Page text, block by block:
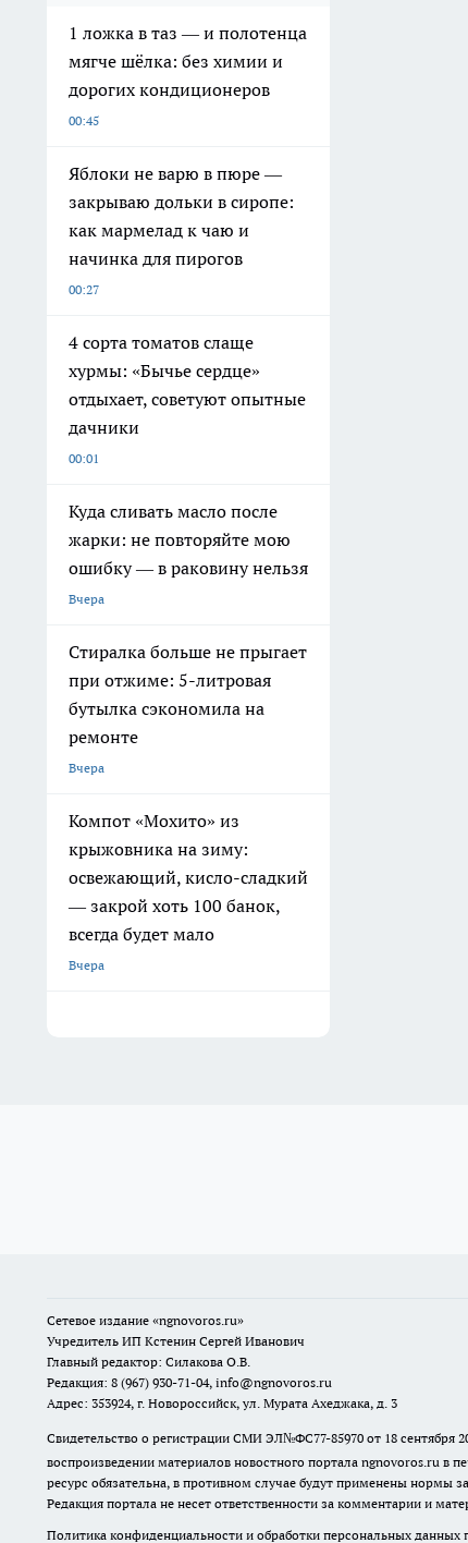
1 ложка в таз — и полотенца
мягче шёлка: без химии и
дорогих кондиционеров
00:45
Яблоки не варю в пюре —
закрываю дольки в сиропе:
как мармелад к чаю и
начинка для пирогов
00:27
4 сорта томатов слаще
хурмы: «Бычье сердце»
отдыхает, советуют опытные
дачники
00:01
Куда сливать масло после
жарки: не повторяйте мою
ошибку — в раковину нельзя
Вчера
Стиралка больше не прыгает
при отжиме: 5-литровая
бутылка сэкономила на
ремонте
Вчера
Компот «Мохито» из
крыжовника на зиму:
освежающий, кисло-сладкий
— закрой хоть 100 банок,
всегда будет мало
Вчера
Сетевое издание «ngnovoros.ru»
Учредитель ИП Кстенин Сергей Иванович
Главный редактор: Силакова О.В.
Редакция: 8 (967) 930-71-04, info@ngnovoros.ru
Адрес: 353924, г. Новороссийск, ул. Мурата Ахеджака, д. 3
Свидетельство о регистрации СМИ ЭЛ№ФС77-85970 от 18 сентября
воспроизведении материалов новостного портала ngnovoros.ru в
ресурс обязательна, в противном случае будут применены нормы
Редакция портала не несет ответственности за комментарии и
Политика конфиденциальности и обработки персональных данных